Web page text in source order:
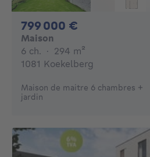
799 000 €
Maison
6 ch. 6 chambres
· 294 m²
1081 Koekelberg
Maison de maitre 6 chambres +
jardin